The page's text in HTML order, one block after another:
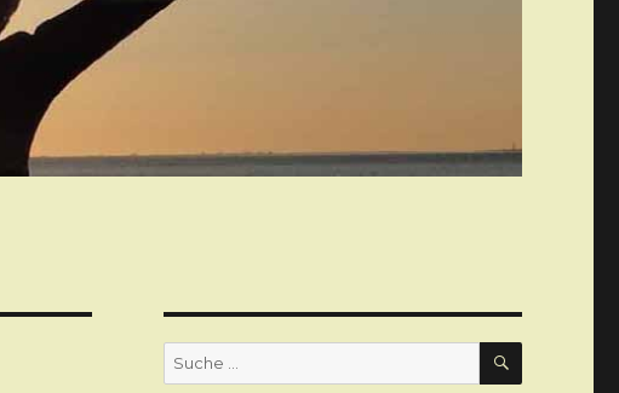
Suche
nach:
SUCHE